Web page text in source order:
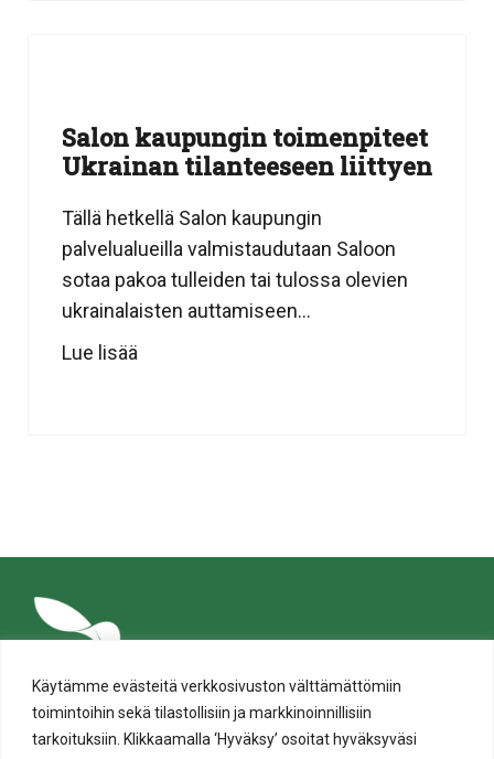
Käytämme evästeitä verkkosivuston välttämättömiin
toimintoihin sekä tilastollisiin ja markkinoinnillisiin
tarkoituksiin. Klikkaamalla ‘Hyväksy’ osoitat hyväksyväsi
Salon kaupungin toimenpiteet
Ukrainan tilanteeseen liittyen
Tällä hetkellä Salon kaupungin
palvelualueilla valmistaudutaan Saloon
sotaa pakoa tulleiden tai tulossa olevien
ukrainalaisten auttamiseen...
Lue lisää